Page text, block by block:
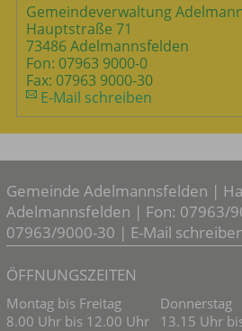
Gemeindeverwaltung
Hauptstraße 71
73486 Adelmannsfelden
Fon: 07963 9000-0
Fax: 07963 9000-30
E-Mail schreiben
Gemeinde Adelmannsfelden |
Adelmannsfelden | Fon: 07963/
07963/9000-30 | E-Mail
ÖFFNUNGSZEITEN
Montag bis Freitag
8.00 Uhr bis 12.00 Uhr
Donnerstag
13.15 Uhr